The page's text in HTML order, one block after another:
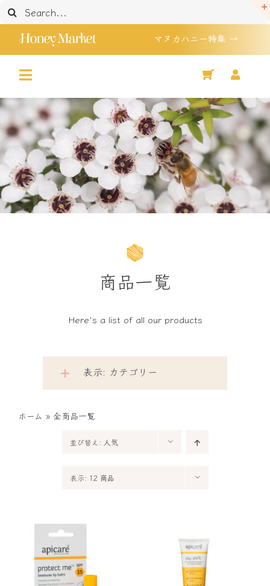
Skip
to
content
検
索
マヌカハニー特集 →
Honey Market
Toggle
Navigation
マヌカハニー 特集
Shop
セール品
買い物かご
商品一覧
Here's a list of all our products
ホーム » 全商品一覧
表示: カテゴリー
並び替え: 人気
表示: 12 商品